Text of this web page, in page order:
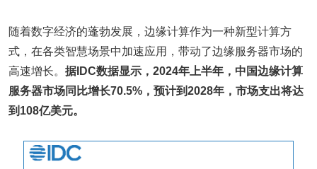
随着数字经济的蓬勃发展，边缘计算作为一种新型计算方
式，在各类智慧场景中加速应用，带动了边缘服务器市场的
高速增长。 据IDC数据显示，2024年上半年，中国边缘计算
服务器市场同比增长70.5%，预计到2028年，市场支出将达
到108亿美元。